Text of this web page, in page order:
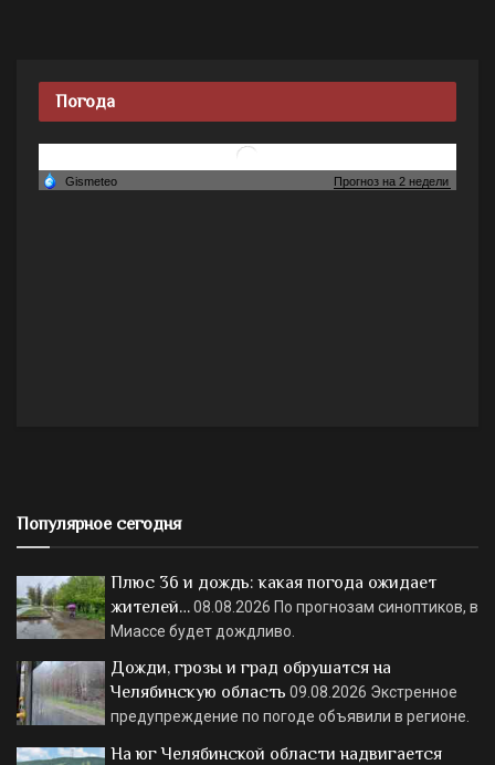
Погода
Популярное сегодня
Плюс 36 и дождь: какая погода ожидает
жителей…08.08.2026 По прогнозам синоптиков, в
Миассе будет дождливо.
Дожди, грозы и град обрушатся на
Челябинскую область 09.08.2026 Экстренное
предупреждение по погоде объявили в регионе.
На юг Челябинской области надвигается